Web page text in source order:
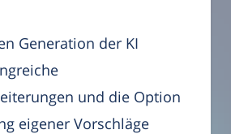
Generation der KI
und die Option
eigener Vorschläge